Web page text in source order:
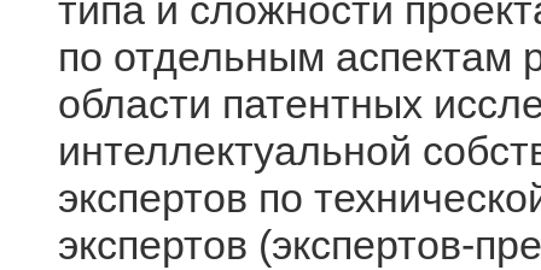
типа и сложности
по отдельным аспектам
области патентных
интеллектуальной
экспертов по
экспертов (экспертов-